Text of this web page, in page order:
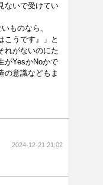
ないで受けてい
ものなら、
こうです』」と
れがないのにた
がYesかNoかで
の意識などもま
2024-12-21 21:02